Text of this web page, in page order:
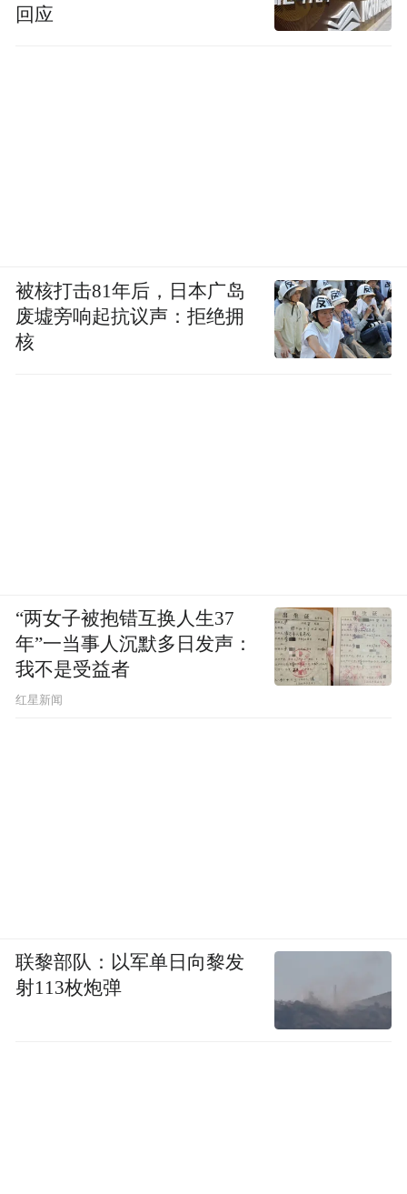
回应
被核打击81年后，日本广岛
废墟旁响起抗议声：拒绝拥
核
“两女子被抱错互换人生37
年”一当事人沉默多日发声：
我不是受益者
红星新闻
联黎部队：以军单日向黎发
射113枚炮弹